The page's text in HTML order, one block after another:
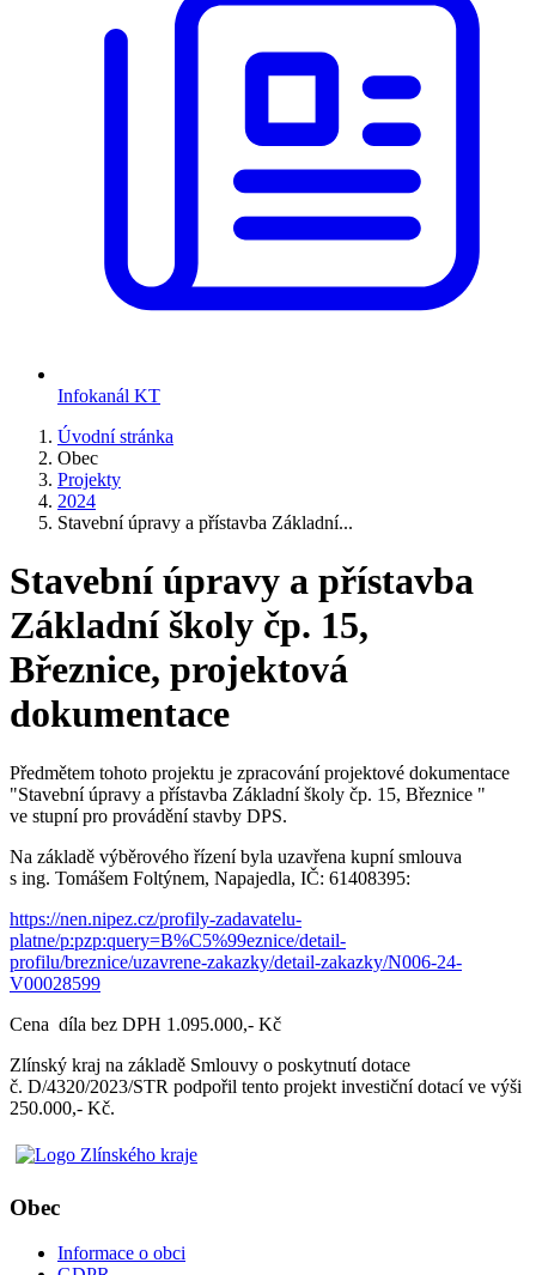
Infokanál KT
Úvodní stránka
Obec
Projekty
2024
Stavební úpravy a přístavba Základní...
Stavební úpravy a přístavba
Základní školy čp. 15,
Březnice, projektová
dokumentace
Předmětem tohoto projektu je zpracování projektové dokumentace
"Stavební úpravy a přístavba Základní školy čp. 15, Březnice "
ve stupní pro provádění stavby DPS.
Na základě výběrového řízení byla uzavřena kupní smlouva
s ing. Tomášem Foltýnem, Napajedla, IČ: 61408395:
https://nen.nipez.cz/profily-zadavatelu-
platne/p:pzp:query=B%C5%99eznice/detail-
profilu/breznice/uzavrene-zakazky/detail-zakazky/N006-24-
V00028599
Cena díla bez DPH 1.095.000,- Kč
Zlínský kraj na základě Smlouvy o poskytnutí dotace
č. D/4320/2023/STR podpořil tento projekt investiční dotací ve výši
250.000,- Kč.
Obec
Informace o obci